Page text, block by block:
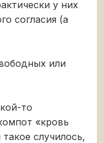
у них
согласия (а
или
то
«кровь
случилось,